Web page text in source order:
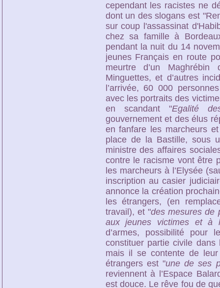
cependant les racistes ne
dont un des slogans est
sur coup l'assassinat
chez sa famille à
pendant la nuit du 14
jeunes Français en route
meurtre d’un
Minguettes, et d’autres
l’arrivée, 60 000
avec les portraits des
en scandant "Egalité
gouvernement et des élus
en fanfare les marcheurs
place de la Bastille, sous
ministre des affaires
contre le racisme vont être
les marcheurs à l’Elysée
inscription au casier
annonce la création
les étrangers, (en
travail), et "des mesures de
aux jeunes victimes et à
d’armes, possibilité pour
constituer partie civile
mais il se contente de
étrangers est "une de ses
reviennent à l’Espace
est douce. Le rêve fou de